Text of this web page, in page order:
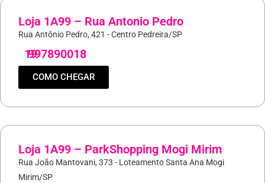
Loja 1A99 – Rua Antonio Pedro
Rua Antônio Pedro, 421 - Centro Pedreira/SP
19
997890018
COMO CHEGAR
Loja 1A99 – ParkShopping Mogi Mirim
Rua João Mantovani, 373 - Loteamento Santa Ana Mogi
Mirim/SP